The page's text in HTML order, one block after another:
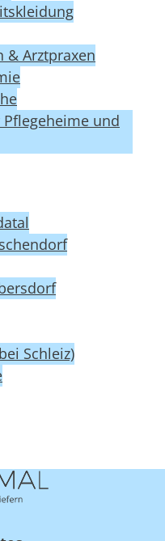
& Arztpraxen
und
Schleiz)